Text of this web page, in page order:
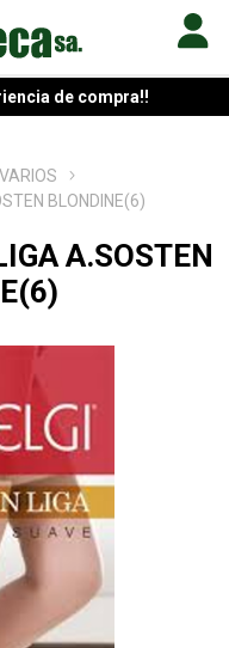
de compra!!
VARIOS
BLONDINE(6)
A.SOSTEN